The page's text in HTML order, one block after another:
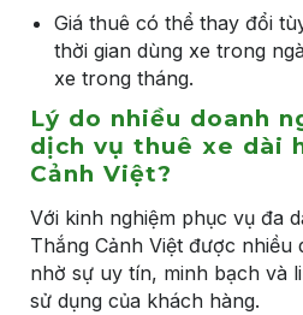
Giá thuê có thể thay đổi
thời gian dùng xe trong
xe trong tháng.
Lý do nhiều doanh
dịch vụ thuê xe dài
Cảnh Việt?
Với kinh nghiệm phục vụ đa
Thắng Cảnh Việt được nhiều
nhờ sự uy tín, minh bạch và
sử dụng của khách hàng.